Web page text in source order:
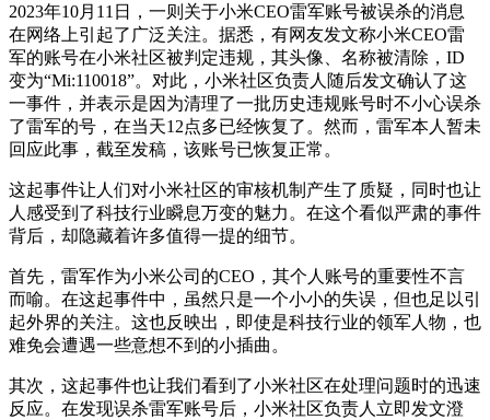
2023年10月11日，一则关于小米CEO雷军账号被误杀的消息
在网络上引起了广泛关注。据悉，有网友发文称小米CEO雷
军的账号在小米社区被判定违规，其头像、名称被清除，ID
变为“Mi:110018”。对此，小米社区负责人随后发文确认了这
一事件，并表示是因为清理了一批历史违规账号时不小心误杀
了雷军的号，在当天12点多已经恢复了。然而，雷军本人暂未
回应此事，截至发稿，该账号已恢复正常。
这起事件让人们对小米社区的审核机制产生了质疑，同时也让
人感受到了科技行业瞬息万变的魅力。在这个看似严肃的事件
背后，却隐藏着许多值得一提的细节。
首先，雷军作为小米公司的CEO，其个人账号的重要性不言
而喻。在这起事件中，虽然只是一个小小的失误，但也足以引
起外界的关注。这也反映出，即使是科技行业的领军人物，也
难免会遭遇一些意想不到的小插曲。
其次，这起事件也让我们看到了小米社区在处理问题时的迅速
反应。在发现误杀雷军账号后，小米社区负责人立即发文澄